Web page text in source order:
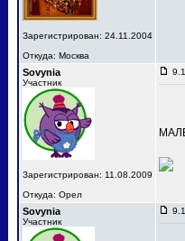
Зарегистрирован: 24.11.2004
Откуда: Москва
Sovynia
Участник
Зарегистрирован: 11.08.2009
Откуда: Орел
Sovynia
Участник